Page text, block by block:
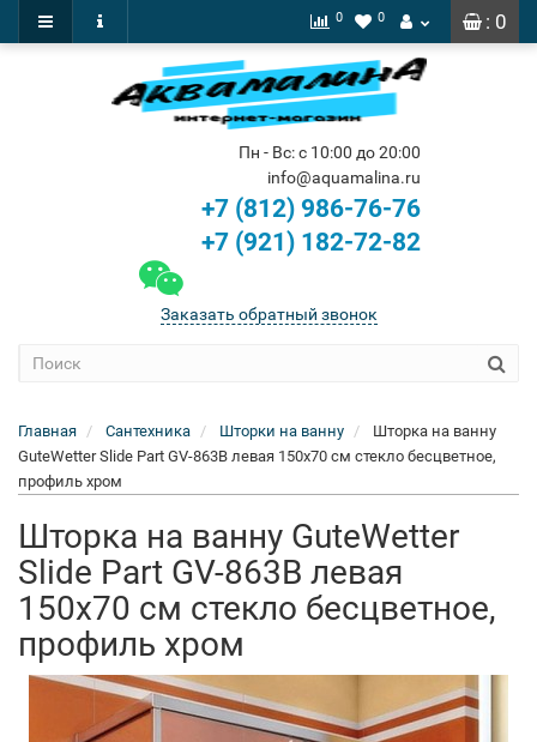
: 0
0 0
Пн - Вс: с 10:00 до 20:00
info@aquamalina.ru
+7 (812) 986-76-76
+7 (921) 182-72-82
Заказать обратный звонок
Главная Сантехника Шторки на ванну
Шторка на ванну
GuteWetter Slide Part GV-863B левая 150x70 см стекло бесцветное,
профиль хром
Шторка на ванну GuteWetter
Slide Part GV-863B левая
150x70 см стекло бесцветное,
профиль хром